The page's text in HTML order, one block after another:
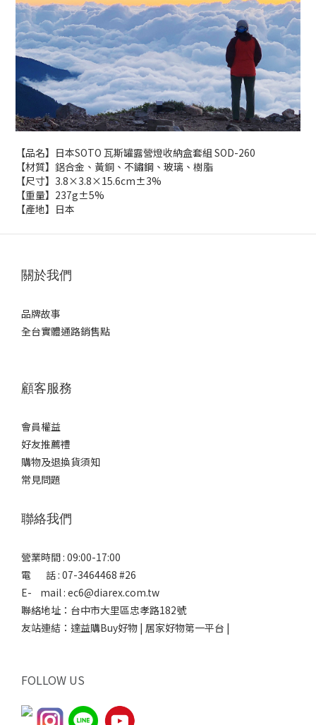
【品名】日本SOTO 瓦斯罐露營燈收納盒套組 SOD-260
【材質】鋁合金、黃銅、不鏽鋼、玻璃、樹脂
【尺寸】3.8×3.8×15.6cm±3%
【重量】237g±5%
【產地】日本
關於我們
品牌故事
全台實體通路銷售點
顧客服務
會員權益
好友推薦禮
購物及退換貨須知
常見問題
聯絡我們
營業時間 : 09:00-17:00
電 話 : 07-3464468 #26
E- mail : ec6@diarex.com.tw
聯絡地址：台中市大里區忠孝路182號
友站連結： 達益購Buy好物 | 居家好物第一平台 |
FOLLOW US